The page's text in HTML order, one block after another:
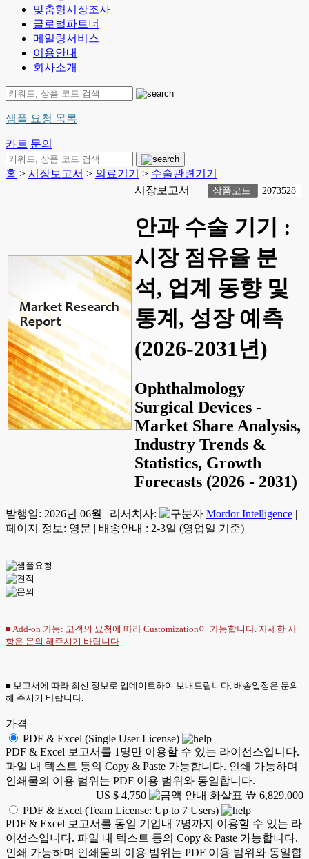
맞춤형시장조사
글로벌파트너
메일링서비스
이용안내
회사소개
샘플 요청 목록
카트 문의
홈 > 시장보고서 > 의료기기 > 수술관련기기
시장보고서
상품코드 2073528
안과 수술 기기 :
시장 점유율 분
석, 업계 동향 및
통계, 성장 예측
(2026-2031년)
Ophthalmology
Surgical Devices -
Market Share Analysis,
Industry Trends &
Statistics, Growth
Forecasts (2026 - 2031)
발행일: 2026년 06월 | 리서치사: Mordor Intelligence |
페이지 정보: 영문 | 배송안내 : 2-3일 (영업일 기준)
■ Add-on 가능: 고객의 요청에 따라 Customization이 가능합니다. 자세한 사
항은 문의 해주시기 바랍니다
■ 보고서에 따라 최신 정보로 업데이트하여 보내드립니다. 배송일정은 문의
해 주시기 바랍니다.
가격
PDF & Excel (Single User License)
PDF & Excel 보고서를 1명만 이용할 수 있는 라이선스입니다.
파일 내 텍스트 등의 Copy & Paste 가능합니다. 인쇄 가능하며
인쇄물의 이용 범위는 PDF 이용 범위와 동일합니다.
US $ 4,750
￦ 6,829,000
PDF & Excel (Team License: Up to 7 Users)
PDF & Excel 보고서를 동일 기업내 7명까지 이용할 수 있는 라
이선스입니다. 파일 내 텍스트 등의 Copy & Paste 가능합니다.
인쇄 가능하며 인쇄물의 이용 범위는 PDF 이용 범위와 동일합